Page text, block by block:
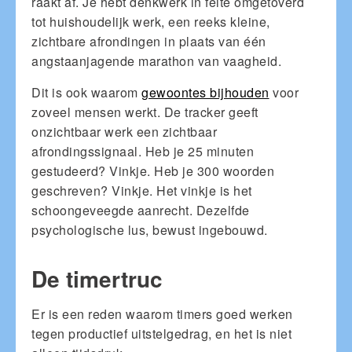
tot huishoudelijk werk, een reeks kleine,
zichtbare afrondingen in plaats van één
angstaanjagende marathon van vaagheid.
Dit is ook waarom gewoontes bijhouden voor
zoveel mensen werkt. De tracker geeft
onzichtbaar werk een zichtbaar
afrondingssignaal. Heb je 25 minuten
gestudeerd? Vinkje. Heb je 300 woorden
geschreven? Vinkje. Het vinkje is het
schoongeveegde aanrecht. Dezelfde
psychologische lus, bewust ingebouwd.
De timertruc
Er is een reden waarom timers goed werken
tegen productief uitstelgedrag, en het is niet